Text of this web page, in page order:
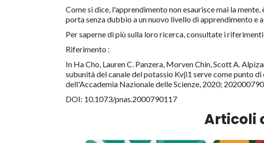
Come si dice, l'apprendimento non esaurisce mai la
porta senza dubbio a un nuovo livello di apprendimento e
Per saperne di più sulla loro ricerca, consultate i
Riferimento :
In Ha Cho, Lauren C. Panzera, Morven Chin, Scott A.
subunità del canale del potassio Kvβ1 serve come punto
dell'Accademia Nazionale delle Scienze, 2020; 202000790
DOI: 10.1073/pnas.2000790117
Articoli